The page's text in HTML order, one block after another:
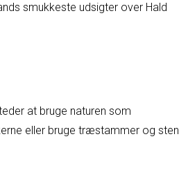
smukkeste udsigter over Hald
at bruge naturen som
eller bruge træstammer og sten